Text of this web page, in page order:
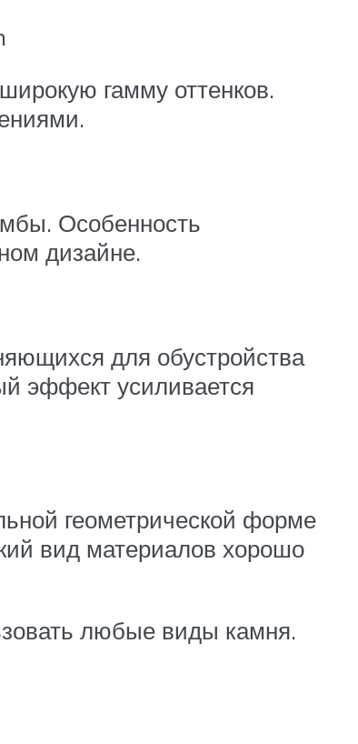
гамму оттенков.
Особенность
дизайне.
для обустройства
эффект усиливается
геометрической форме
вид материалов хорошо
любые виды камня.